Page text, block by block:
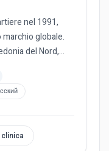
nel 1991,
globale.
del Nord,